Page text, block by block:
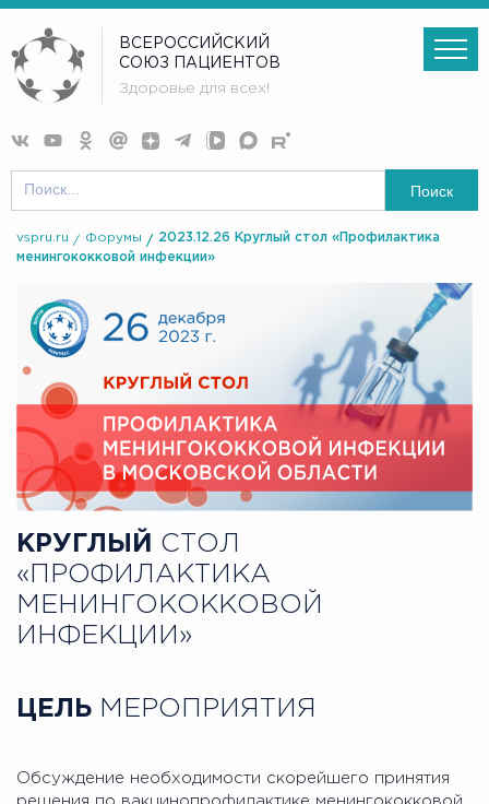
ВСЕРОССИЙСКИЙ
СОЮЗ ПАЦИЕНТОВ
Здоровье для всех!
Поиск
vspru.ru Форумы
2023.12.26 Круглый стол «Профилактика
менингококковой инфекции»
КРУГЛЫЙ
СТОЛ
«ПРОФИЛАКТИКА
МЕНИНГОКОККОВОЙ
ИНФЕКЦИИ»
ЦЕЛЬ МЕРОПРИЯТИЯ
Обсуждение необходимости скорейшего принятия
решения по вакцинопрофилактике менингококковой